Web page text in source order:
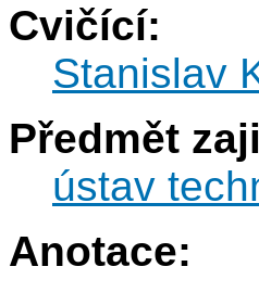
Cvičící:
Stanislav
Předmět
ústav
Anotace: